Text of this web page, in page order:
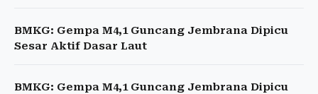
BMKG: Gempa M4,1 Guncang Jembrana Dipicu
Sesar Aktif Dasar Laut
BMKG: Gempa M4,1 Guncang Jembrana Dipicu